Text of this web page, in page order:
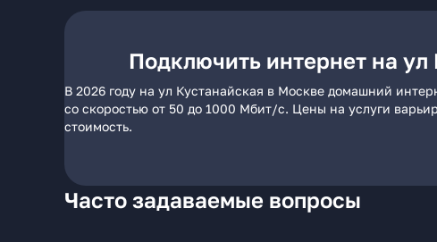
Подключить интернет на
В 2026 году на ул Кустанайская в Москве домашний
со скоростью от 50 до 1000 Мбит/с. Цены на услуги
стоимость.
Часто задаваемые вопросы